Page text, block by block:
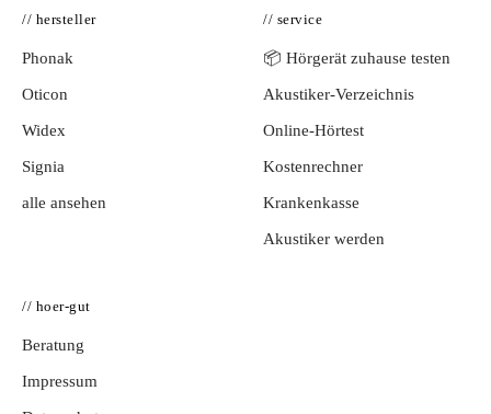
// hersteller
Phonak
Oticon
Widex
Signia
alle ansehen
// service
📦 Hörgerät zuhause testen
Akustiker-Verzeichnis
Online-Hörtest
Kostenrechner
Krankenkasse
Akustiker werden
// hoer-gut
Beratung
Impressum